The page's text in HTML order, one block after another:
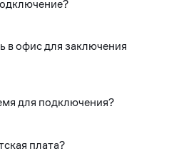
в офис для заключения
для подключения?
плата?